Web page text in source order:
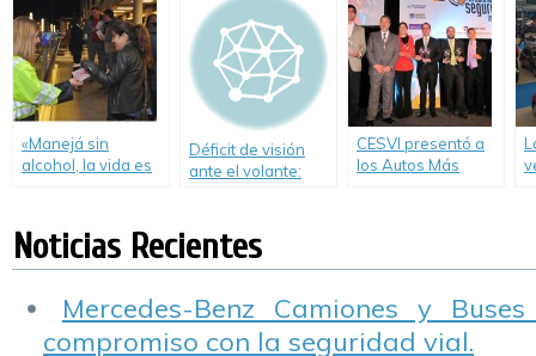
Seguridad Vial.
seguridad vial en
las rutas
Villa Gesell con
Unidad Diagnosis
Móvil (UDM)
«Manejá sin
alcohol, la vida es
participación de
Cesvi Argentina
Déficit de visión
ante el volante:
CESVI presentó a
los Autos Más
Noticias Recientes
Mercedes-Benz Camiones y
compromiso con la seguridad vial.